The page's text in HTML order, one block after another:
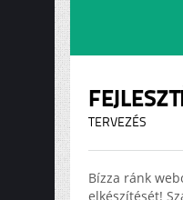
TERVEZÉS
Bízza ránk
elkészítését!